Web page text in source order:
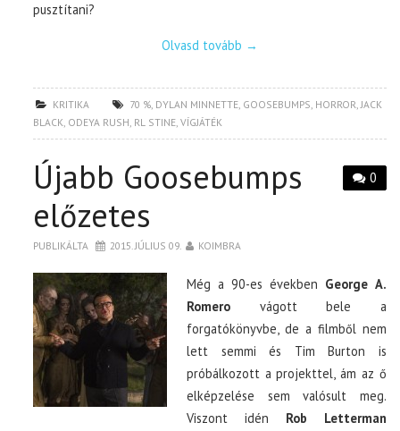
pusztítani?
Olvasd tovább →
KRITIKA 70 %, DYLAN MINNETTE, GOOSEBUMPS, HORROR,JACK
BLACK, ODEYA RUSH, RL STINE,VÍGJÁTÉK
0
Újabb Goosebumps
előzetes
PUBLIKÁLTA 2015. JÚLIUS 09. KOIMBRA
Még a 90-es években George A.
Romero vágott bele a
forgatókönyvbe, de a filmből nem
lett semmi és Tim Burton is
próbálkozott a projekttel, ám az ő
elképzelése sem valósult meg.
Viszont idén Rob Letterman